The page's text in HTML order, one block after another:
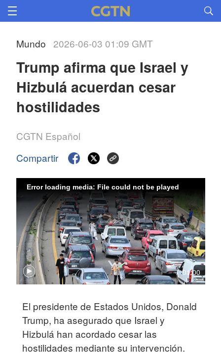
Mundo 2026-06-03 01:09 GMT
Trump afirma que Israel y
Hizbulá acuerdan cesar
hostilidades
CGTN Español
Compartir
01:00
Error loading media: File could not be played
El presidente de Estados Unidos, Donald
Trump, ha asegurado que Israel y
Hizbulá han acordado cesar las
hostilidades mediante su intervención.